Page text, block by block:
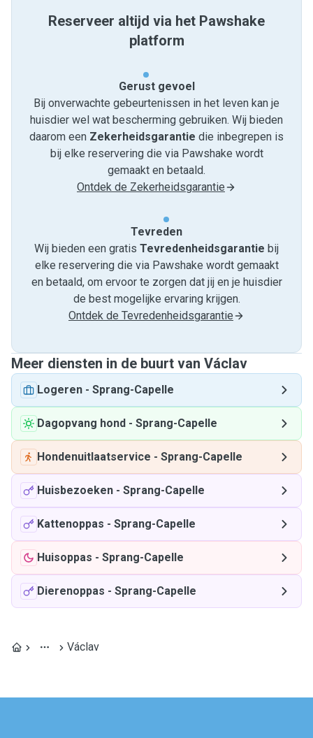
Reserveer altijd via het Pawshake
platform
Gerust gevoel
Bij onverwachte gebeurtenissen in het leven kan je
huisdier wel wat bescherming gebruiken. Wij bieden
daarom een Zekerheidsgarantie die inbegrepen is
bij elke reservering die via Pawshake wordt
gemaakt en betaald.
Ontdek de Zekerheidsgarantie
Tevreden
Wij bieden een gratis Tevredenheids­garantie bij
elke reservering die via Pawshake wordt gemaakt
en betaald, om ervoor te zorgen dat jij en je huisdier
de best mogelijke ervaring krijgen.
Ontdek de Tevredenheidsgarantie
Meer diensten in de buurt van Václav
Logeren - Sprang-Capelle
Dagopvang hond - Sprang-Capelle
Hondenuitlaatservice - Sprang-Capelle
Huisbezoeken - Sprang-Capelle
Kattenoppas - Sprang-Capelle
Huisoppas - Sprang-Capelle
Dierenoppas - Sprang-Capelle
Václav